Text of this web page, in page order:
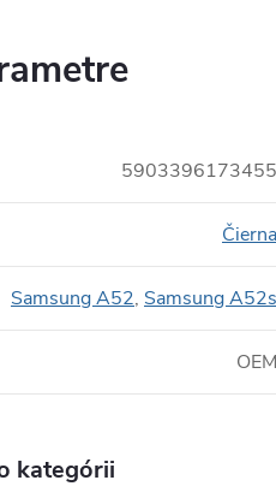
5903396173455
Čierna
Samsung A52, Samsung A52s
OEM
kategórii